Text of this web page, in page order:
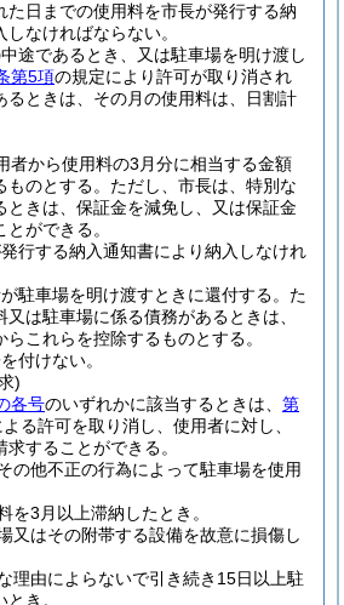
た日までの使用料を市長が発行する納
なければならない。
途であるとき、又は駐車場を明け渡し
第5項の規定により許可が取り消され
るときは、その月の使用料は、日割計
者から使用料の3月分に相当する金額
のとする。 ただし、市長は、特別な
ときは、保証金を減免し、又は保証金
ができる。
行する納入通知書により納入しなけれ
駐車場を明け渡すときに還付する。 た
は駐車場に係る債務があるときは、
これらを控除するものとする。
付けない。
)
各号のいずれかに該当するときは、 第
る許可を取り消し、使用者に対し、
することができる。
の他不正の行為によって駐車場を使用
を3月以上滞納したとき。
又はその附帯する設備を故意に損傷し
理由によらないで引き続き15日以上駐
き。